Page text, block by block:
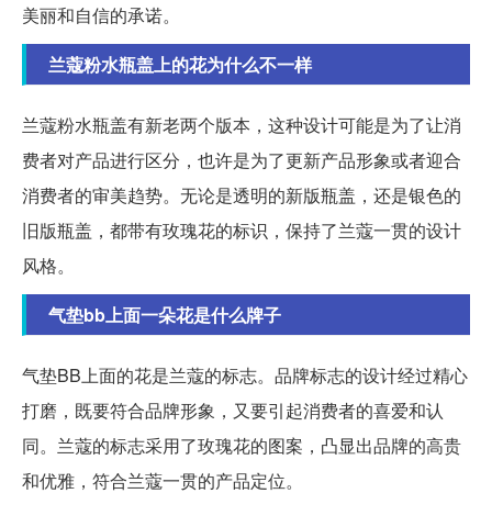
美丽和自信的承诺。
兰蔻粉水瓶盖上的花为什么不一样
兰蔻粉水瓶盖有新老两个版本，这种设计可能是为了让消
费者对产品进行区分，也许是为了更新产品形象或者迎合
消费者的审美趋势。无论是透明的新版瓶盖，还是银色的
旧版瓶盖，都带有玫瑰花的标识，保持了兰蔻一贯的设计
风格。
气垫bb上面一朵花是什么牌子
气垫BB上面的花是兰蔻的标志。品牌标志的设计经过精心
打磨，既要符合品牌形象，又要引起消费者的喜爱和认
同。兰蔻的标志采用了玫瑰花的图案，凸显出品牌的高贵
和优雅，符合兰蔻一贯的产品定位。